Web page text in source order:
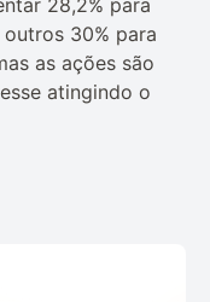
28,2% para
30% para
as ações são
atingindo o